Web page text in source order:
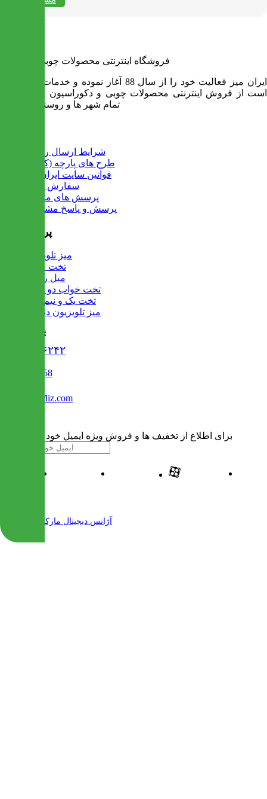
فروشگاه اینترنتی محصولات چوبی ایران میز
ایران میز فعالیت خود را از سال 88 آغاز نموده و خدمات آن عبارت
است از فروش اینترنتی محصولات چوبی و دکوراسیون و ارسال به
تمام شهر ها و روستاهای کشور
شرایط ارسال رایگان
طرح های پارچه (کالیته)
قوانین سایت ایران میز
سفارش عمده
پرسش های متداول
پرسش و پاسخ مشتریان
پرفروش ها
میز تلویزیون
تخت خواب
مبل راحتی
تخت خواب دو طبقه
تخت یک و نیم نفره
میز تلویزیون دیواری
تماس با ما :
۰۲۱۹۱۳۰۶۲۴۲
02122509458
Info@IranMiz.com
برای اطلاع از تخفیف ها و فروش ویژه ایمیل خود را وارد کنید
آژانس دیجیتال مارکتینگ مهرنت